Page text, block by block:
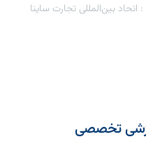
اتحاد بین‌المللی تجارت ساینا
تخصصی